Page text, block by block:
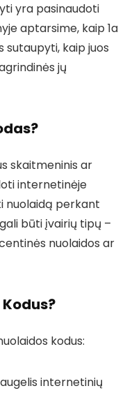
yra pasinaudoti
aptarsime, kaip 1a
sutaupyti, kaip juos
jų
skaitmeninis ar
internetinėje
nuolaidą perkant
būti įvairių tipų –
nuolaidos ar
kodus:
internetinių